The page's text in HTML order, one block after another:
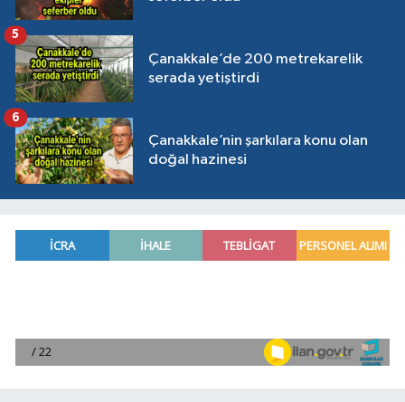
Çanakkale’de 200 metrekarelik
serada yetiştirdi
5
Çanakkale’nin şarkılara konu olan
doğal hazinesi
6